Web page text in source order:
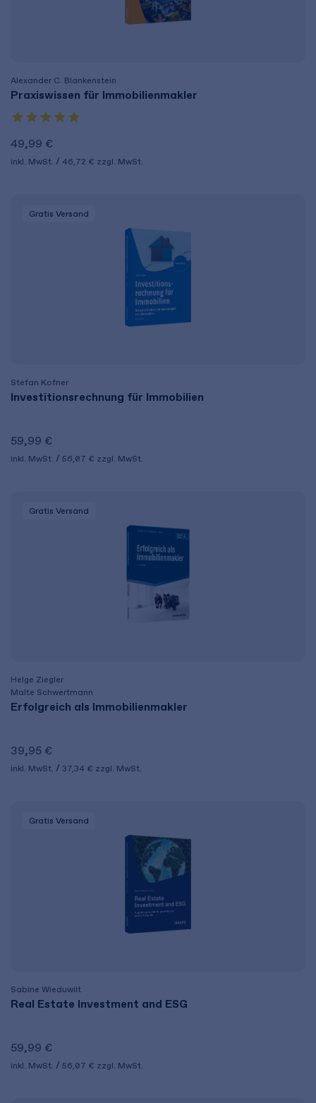
Alexander C. Blankenstein
Praxiswissen für Immobilienmakler
49,99 €
inkl. MwSt. 46,72 € zzgl. MwSt.
Gratis Versand
Stefan Kofner
Investitionsrechnung für Immobilien
59,99 €
inkl. MwSt. 56,07 € zzgl. MwSt.
Gratis Versand
Helge Ziegler
Malte Schwertmann
Erfolgreich als Immobilienmakler
39,95 €
inkl. MwSt. 37,34 € zzgl. MwSt.
Gratis Versand
Sabine Wieduwilt
Real Estate Investment and ESG
59,99 €
inkl. MwSt. 56,07 € zzgl. MwSt.